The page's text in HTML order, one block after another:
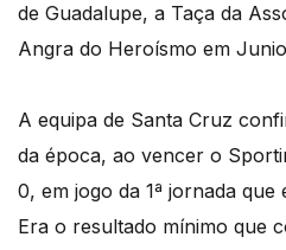
de Guadalupe, a Taça da
Angra do Heroísmo em
A equipa de Santa Cruz
da época, ao vencer o
0, em jogo da 1ª jornada que
Era o resultado mínimo que